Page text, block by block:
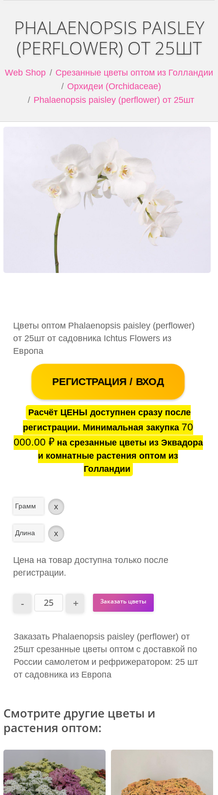
PHALAENOPSIS PAISLEY
(PERFLOWER) ОТ 25ШТ
Web Shop
Срезанные цветы оптом из Голландии
Орхидеи (Orchidaceae)
Phalaenopsis paisley (perflower) от 25шт
Цветы оптом Phalaenopsis paisley (perflower)
от 25шт от садовника Ichtus Flowers из
Европа
РЕГИСТРАЦИЯ / ВХОД
Расчёт ЦЕНЫ доступнен сразу после
регистрации. Минимальная закупка 70
000.00 ₽на срезанные цветы из Эквадора
и комнатные растения оптом из
Голландии
Грамм x
Длина x
Цена на товар доступна только после
регистрации.
Заказать цветы
Заказать Phalaenopsis paisley (perflower) от
25шт срезанные цветы оптом с доставкой по
России самолетом и рефрижератором: 25 шт
от садовника из Европа
Смотрите другие цветы и
растения оптом: